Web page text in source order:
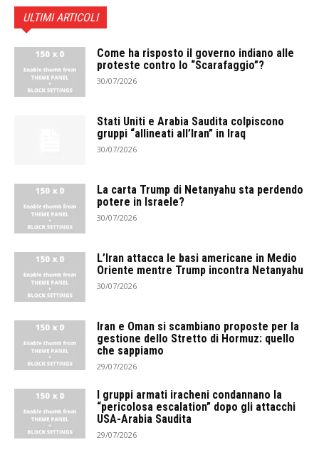
ULTIMI ARTICOLI
Come ha risposto il governo indiano alle
proteste contro lo “Scarafaggio”?
30/07/2026
Stati Uniti e Arabia Saudita colpiscono
gruppi “allineati all’Iran” in Iraq
30/07/2026
La carta Trump di Netanyahu sta perdendo
potere in Israele?
30/07/2026
L’Iran attacca le basi americane in Medio
Oriente mentre Trump incontra Netanyahu
30/07/2026
Iran e Oman si scambiano proposte per la
gestione dello Stretto di Hormuz: quello
che sappiamo
29/07/2026
I gruppi armati iracheni condannano la
“pericolosa escalation” dopo gli attacchi
USA-Arabia Saudita
29/07/2026